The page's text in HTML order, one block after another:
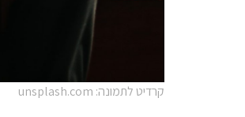
קרדיט לתמונה: unsplash.com